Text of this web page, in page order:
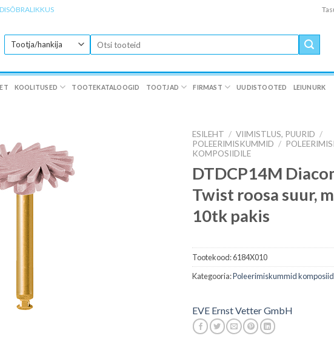
KOOLITUSED TOOTEKATALOOGID TOOTJAD FIRMAST UUDISTOOTED LEIUNURK
ESILEHT / VIIMISTLUS, PUURID /
POLEERIMISKUMMID /
KOMPOSIIDILE
DTDCP14M
Twist roosa suur,
10tk pakis
Tootekood:6184X010
Kategooria:Poleerimiskummid
EVE Ernst Vetter GmbH